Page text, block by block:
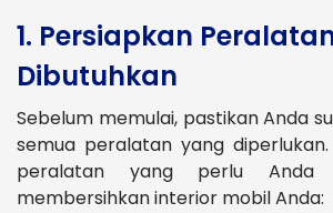
1. Persiapkan
Dibutuhkan
Sebelum memulai, pastikan Anda
semua peralatan yang
peralatan yang perlu Anda
membersihkan interior mobil Anda: